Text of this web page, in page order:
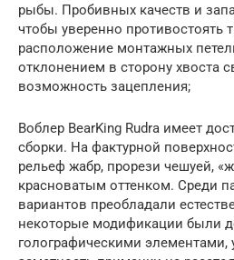
рыбы. Пробивных качеств и
чтобы уверенно противостоять
расположение монтажных
отклонением в сторону хвоста
возможность зацепления;
Воблер BearKing Rudra имеет
сборки. На фактурной
рельеф жабр, прорези чешуей,
красноватым оттенком. Среди
вариантов преобладали
некоторые модификации были
голографическими